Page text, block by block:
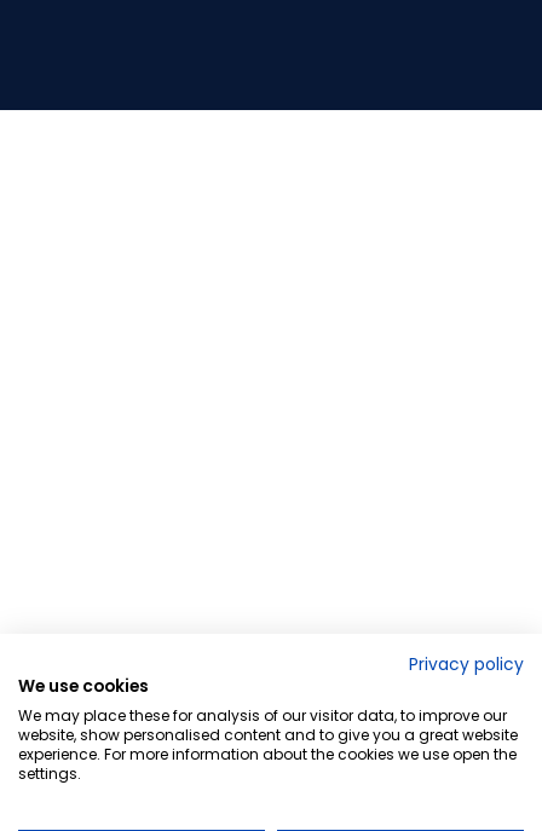
Privacy policy
We use cookies
We may place these for analysis of our visitor data, to improve our
website, show personalised content and to give you a great website
experience. For more information about the cookies we use open the
settings.